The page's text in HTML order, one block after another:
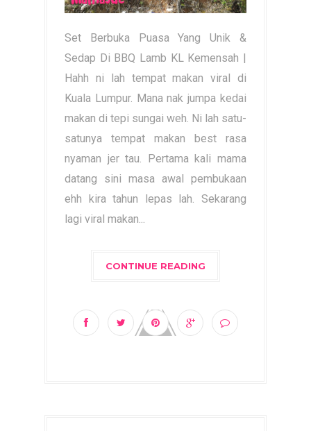
Set Berbuka Puasa Yang Unik &
Sedap Di BBQ Lamb KL Kemensah |
Hahh ni lah tempat makan viral di
Kuala Lumpur. Mana nak jumpa kedai
makan di tepi sungai weh. Ni lah satu-
satunya tempat makan best rasa
nyaman jer tau. Pertama kali mama
datang sini masa awal pembukaan
ehh kira tahun lepas lah. Sekarang
lagi viral makan...
CONTINUE READING